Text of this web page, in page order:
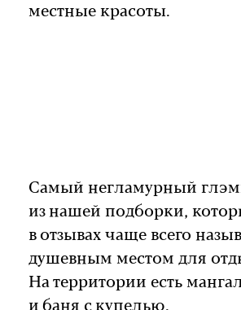
местные красоты.
Самый негламурный
из нашей подборки,
в отзывах чаще всего
душевным местом для
На территории есть
и баня с купелью.